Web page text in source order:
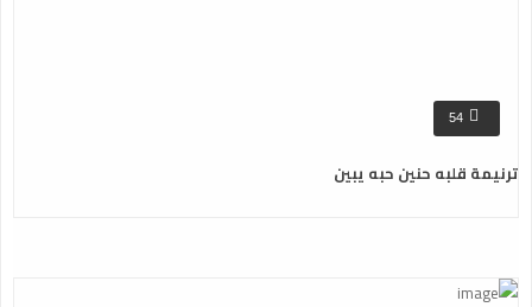
54
ترنيمة قلبه حنين حبه يبين